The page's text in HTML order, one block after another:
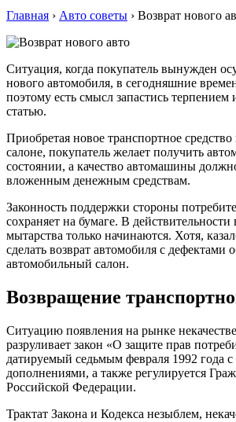
Главная › Авто советы › Возврат нового
Ситуация, когда покупатель вынужден
нового автомобиля, в сегодняшние
поэтому есть смысл запастись
статью.
Приобретая новое транспортное
салоне, покупатель желает получить
состоянии, а качество автомашины
вложенным денежным средствам.
Законность поддержки стороны
сохраняет на бумаге. В
мытарства только начинаются. Хотя,
сделать возврат автомобиля с дефектами
автомобильный салон.
Возвращение
Ситуацию появления на рынке
разруливает закон «О защите прав
датируемый седьмым февраля 1992 года
дополнениями, а также регулируется
Российской Федерации.
Трактат Закона и Кодекса незыблем,